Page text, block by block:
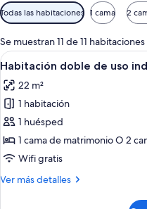
Filtros
disponibles
para
las
habitaciones
Todas las habitaciones 1 cama 2
Se muestran 11 de 11 habitaciones
Abrir
todas
las
fotos
de
Habitación
doble
uso
6
Habitación doble de uso
22 m²
1 habitación
1 huésped
1 cama de matrimonio O 2
Wifi gratis
Ver más detalles
Más